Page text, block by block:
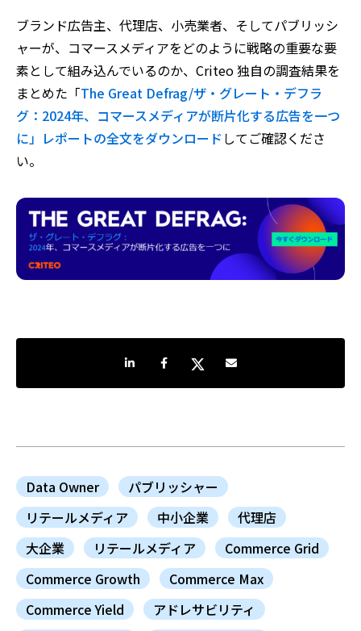
ブランド広告主、代理店、小売業者、そしてパブリッシ
ャーが、コマースメディアをどのように戦略の重要な要
素として組み込んでいるのか、Criteo 独自の調査結果を
まとめた「The Great Defrag/ザ・グレート・デフラ
グ：2024年、コマースメディアが断片化する広告を一つ
に」レポートの全文をダウンロード してご確認くださ
い。
LinkedInで共有Facebookでシェア
TwitterでシェアShare by e-mail
Data Owner
パブリッシャー
リテールメディア
中小企業
代理店
大企業
リテールメディア
Commerce Grid
Commerce Growth
Commerce Max
Commerce Yield
アドレサビリティ